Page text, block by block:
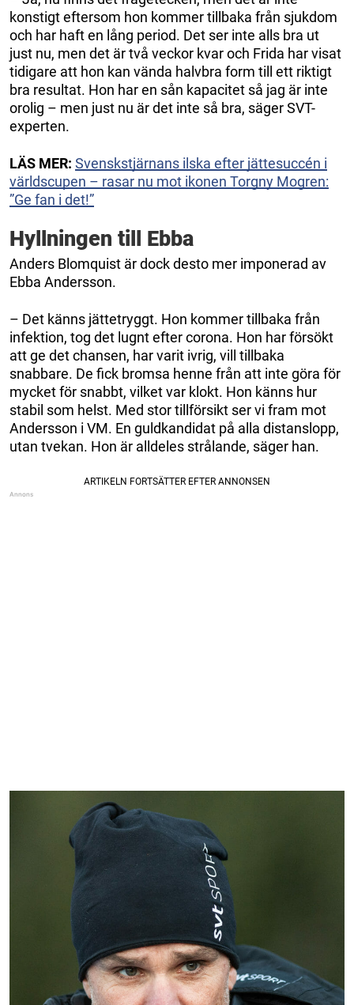
konstigt eftersom hon kommer tillbaka från sjukdom
och har haft en lång period. Det ser inte alls bra ut
just nu, men det är två veckor kvar och Frida har visat
tidigare att hon kan vända halvbra form till ett riktigt
bra resultat. Hon har en sån kapacitet så jag är inte
orolig – men just nu är det inte så bra, säger SVT-
experten.
LÄS MER: Svenskstjärnans ilska efter jättesuccén i
världscupen – rasar nu mot ikonen Torgny Mogren:
”Ge fan i det!”
Hyllningen till Ebba
Anders Blomquist är dock desto mer imponerad av
Ebba Andersson.
– Det känns jättetryggt. Hon kommer tillbaka från
infektion, tog det lugnt efter corona. Hon har försökt
att ge det chansen, har varit ivrig, vill tillbaka
snabbare. De fick bromsa henne från att inte göra för
mycket för snabbt, vilket var klokt. Hon känns hur
stabil som helst. Med stor tillförsikt ser vi fram mot
Andersson i VM. En guldkandidat på alla distanslopp,
utan tvekan. Hon är alldeles strålande, säger han.